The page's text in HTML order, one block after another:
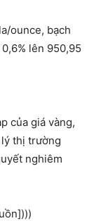
ounce, bạch
lên 950,95
của giá vàng,
thị trường
nghiêm